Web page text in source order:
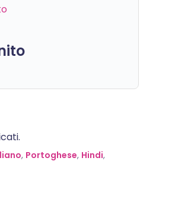
, Portoghese, Hindi,